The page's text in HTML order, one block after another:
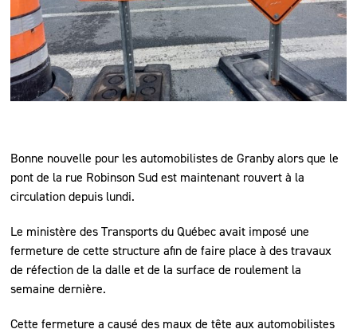
Bonne nouvelle pour les automobilistes de Granby alors que le
pont de la rue Robinson Sud est maintenant rouvert à la
circulation depuis lundi.
Le ministère des Transports du Québec avait imposé une
fermeture de cette structure afin de faire place à des travaux
de réfection de la dalle et de la surface de roulement la
semaine dernière.
Cette fermeture a causé des maux de tête aux automobilistes